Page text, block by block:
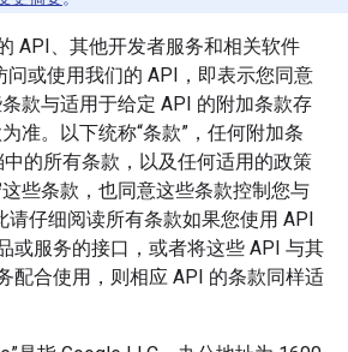
API、其他开发者服务和相关软件
问或使用我们的 API，即表示您同意
款与适用于给定 API 的附加条款存
准。以下统称“条款”，任何附加条
的所有条款，以及任何适用的政策
些条款，也同意这些条款控制您与
请仔细阅读所有条款如果您使用 API
或服务的接口，或者将这些 API 与其
配合使用，则相应 API 的条款同样适